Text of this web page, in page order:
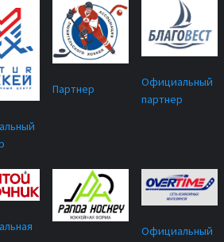
Партнер
Официальный
партнер
Официальный